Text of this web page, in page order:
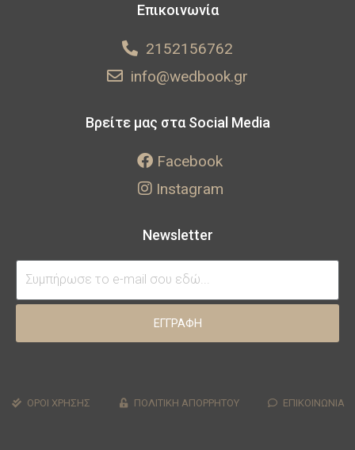
Επικοινωνία
2152156762
info@wedbook.gr
Βρείτε μας στα Social Media
Facebook
Instagram
Newsletter
ΕΓΓΡΑΦΗ
ΟΡΟΙ ΧΡΗΣΗΣ ΠΟΛΙΤΙΚΗ ΑΠΟΡΡΗΤΟΥ ΕΠΙΚΟΙΝΩΝΙΑ